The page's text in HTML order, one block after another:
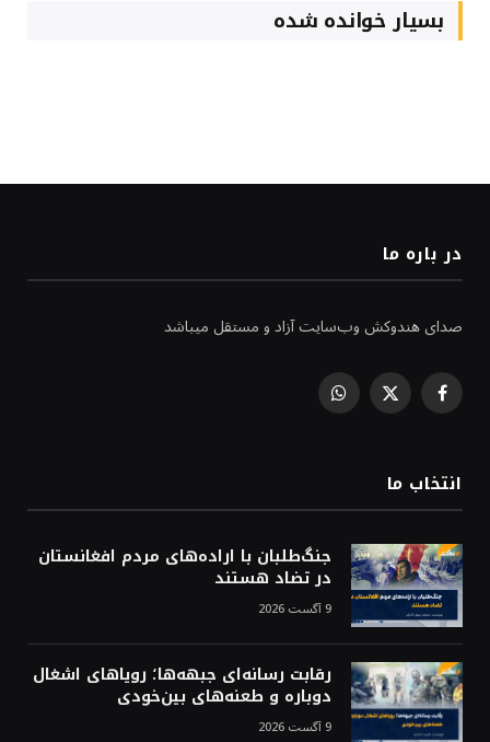
بسیار خوانده شده
در باره ما
صدای هندوکش وب‌سایت آزاد و مستقل میباشد
Facebook
X
WhatsApp
انتخاب ما
جنگ‌طلبان با اراده‌های مردم افغانستان
در تضاد هستند
9 آگست 2026
رقابت رسانه‌ای جبهه‌ها؛ رویاهای اشغال
دوباره و طعنه‌های بین‌خودی
9 آگست 2026